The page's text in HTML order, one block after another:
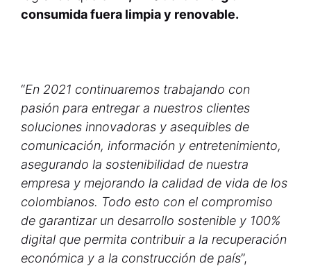
consumida fuera limpia y renovable.
“En 2021 continuaremos trabajando con
pasión para entregar a nuestros clientes
soluciones innovadoras y asequibles de
comunicación, información y entretenimiento,
asegurando la sostenibilidad de nuestra
empresa y mejorando la calidad de vida de los
colombianos. Todo esto con el compromiso
de garantizar un desarrollo sostenible y 100%
digital que permita contribuir a la recuperación
económica y a la construcción de país”,